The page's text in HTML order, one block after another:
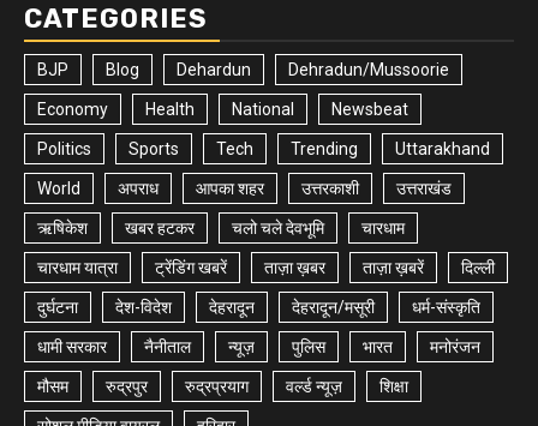
CATEGORIES
BJP Blog Dehardun Dehradun/Mussoorie
Economy Health National Newsbeat
Politics Sports Tech Trending Uttarakhand
World अपराध आपका शहर उत्तरकाशी उत्तराखंड
ऋषिकेश खबर हटकर चलो चले देवभूमि चारधाम
चारधाम यात्रा ट्रेंडिंग खबरें ताज़ा ख़बर ताज़ा ख़बरें दिल्ली
दुर्घटना देश-विदेश देहरादून देहरादून/मसूरी धर्म-संस्कृति
धामी सरकार नैनीताल न्यूज़ पुलिस भारत मनोरंजन
मौसम रुद्रपुर रुद्रप्रयाग वर्ल्ड न्यूज़ शिक्षा